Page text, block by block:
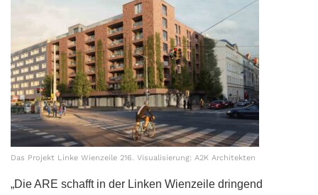
Das Projekt Linke Wienzeile 216. Visualisierung: A2K Architekten
„Die ARE schafft in der Linken Wienzeile dringend